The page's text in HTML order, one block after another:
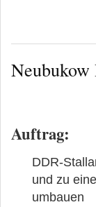
Auftrag:
DDR-
und zu
umbauen